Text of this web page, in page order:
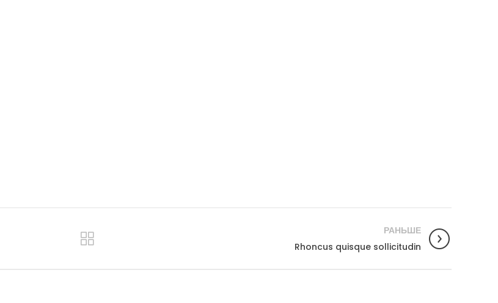
РАНЬШЕ
Rhoncus quisque sollicitudin